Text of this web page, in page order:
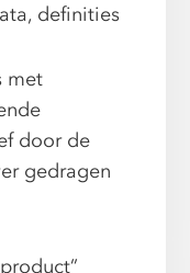
definities
met
door de
gedragen